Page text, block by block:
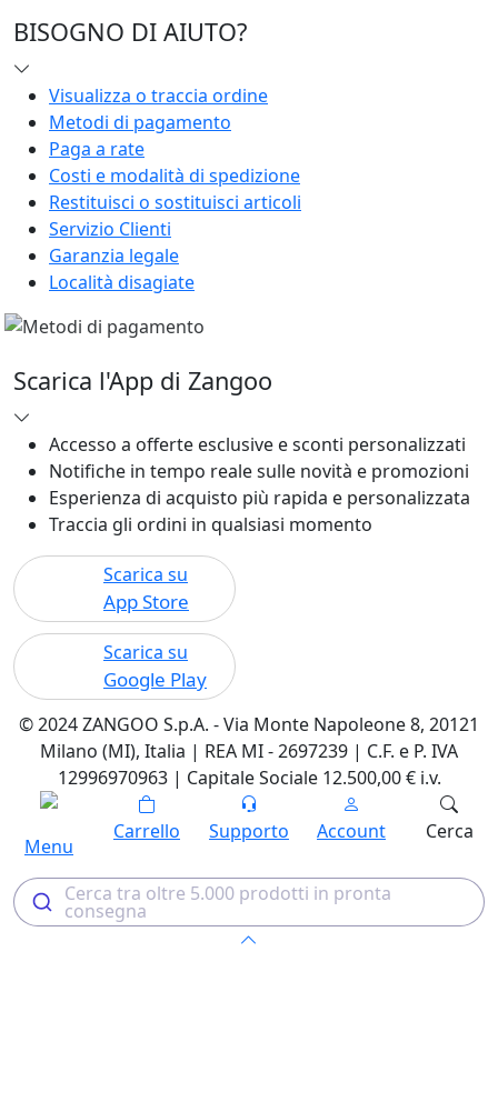
BISOGNO DI AIUTO?
Visualizza o traccia ordine
Metodi di pagamento
Paga a rate
Costi e modalità di spedizione
Restituisci o sostituisci articoli
Servizio Clienti
Garanzia legale
Località disagiate
Scarica l'App di Zangoo
Accesso a offerte esclusive e sconti personalizzati
Notifiche in tempo reale sulle novità e promozioni
Esperienza di acquisto più rapida e personalizzata
Traccia gli ordini in qualsiasi momento
Scarica su
App Store
Scarica su
Google Play
© 2024 ZANGOO S.p.A. - Via Monte Napoleone 8, 20121
Milano (MI), Italia | REA MI - 2697239 | C.F. e P. IVA
12996970963 | Capitale Sociale 12.500,00 € i.v.
Menu
Carrello Supporto Account Cerca
Cerca tra oltre 5.000 prodotti in pronta
consegna